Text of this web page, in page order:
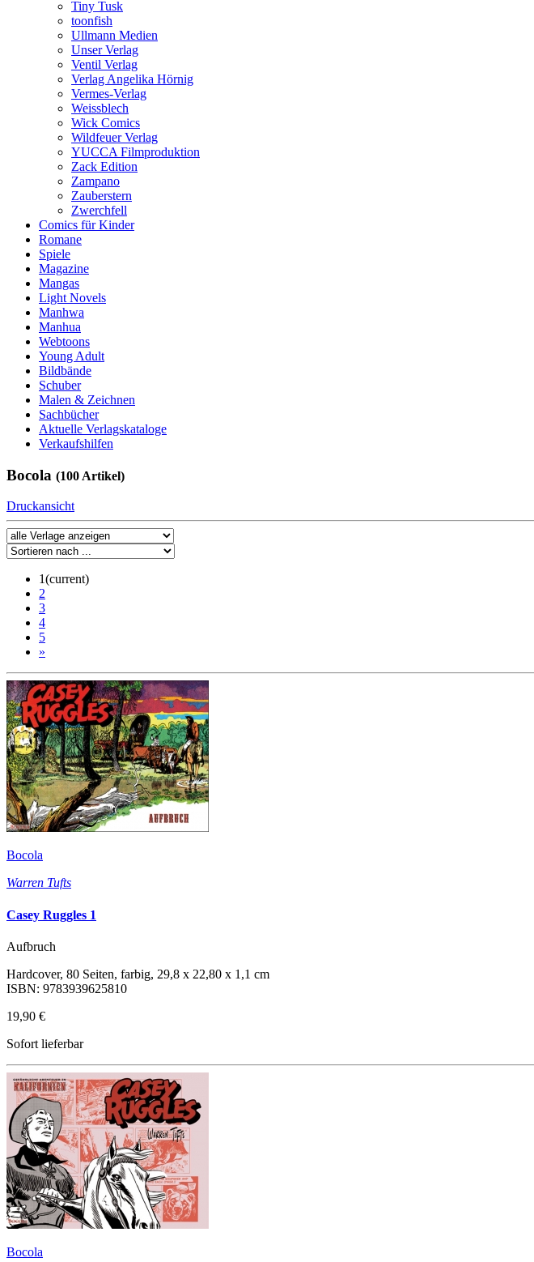
Tiny Tusk
toonfish
Ullmann Medien
Unser Verlag
Ventil Verlag
Verlag Angelika Hörnig
Vermes-Verlag
Weissblech
Wick Comics
Wildfeuer Verlag
YUCCA Filmproduktion
Zack Edition
Zampano
Zauberstern
Zwerchfell
Comics für Kinder
Romane
Spiele
Magazine
Mangas
Light Novels
Manhwa
Manhua
Webtoons
Young Adult
Bildbände
Schuber
Malen & Zeichnen
Sachbücher
Aktuelle Verlagskataloge
Verkaufshilfen
Bocola (100 Artikel)
Druckansicht
1(current)
2
3
4
5
»
Bocola
Warren Tufts
Casey Ruggles 1
Aufbruch
Hardcover, 80 Seiten, farbig, 29,8 x 22,80 x 1,1 cm
ISBN: 9783939625810
19,90 €
Sofort lieferbar
Bocola